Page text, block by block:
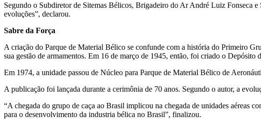
Segundo o Subdiretor de Sitemas Bélicos, Brigadeiro do Ar André Luiz Fonseca
evoluções”, declarou.
Sabre da Força
A criação do Parque de Material Bélico se confunde com a história do Primeiro
sua gestão de armamentos. Em 16 de março de 1945, então, foi criado o
Em 1974, a unidade passou de Núcleo para Parque de Material Bélico de
A publicação foi lançada durante a cerimônia de 70 anos. Segundo o autor, a
“A chegada do grupo de caça ao Brasil implicou na chegada de unidades aéreas
para o desenvolvimento da industria bélica no Brasil”, finalizou.